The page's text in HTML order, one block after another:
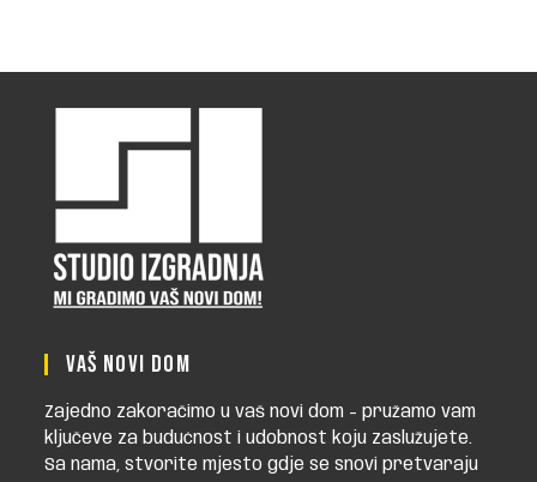
VAŠ NOVI DOM
Zajedno zakoračimo u vaš novi dom - pružamo vam
ključeve za budućnost i udobnost koju zaslužujete.
Sa nama, stvorite mjesto gdje se snovi pretvaraju